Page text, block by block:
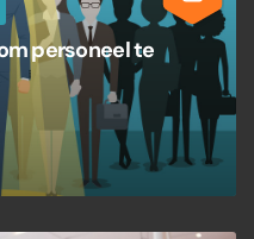
personeel te